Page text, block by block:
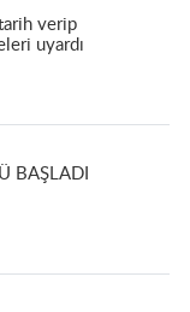
verip
uyardı
BAŞLADI